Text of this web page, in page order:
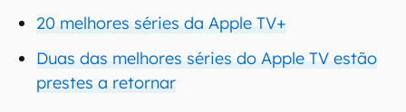
20 melhores séries da Apple TV+
Duas das melhores séries do Apple TV estão
prestes a retornar